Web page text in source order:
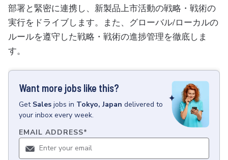
部署と緊密に連携し、新製品上市活動の戦略・戦術の
実行をドライブします。また、グローバル/ローカルの
ルールを遵守した戦略・戦術の進捗管理を徹底しま
す。
Want more jobs like this?
Get Sales jobs in Tokyo, Japan delivered to
your inbox every week.
EMAIL ADDRESS*